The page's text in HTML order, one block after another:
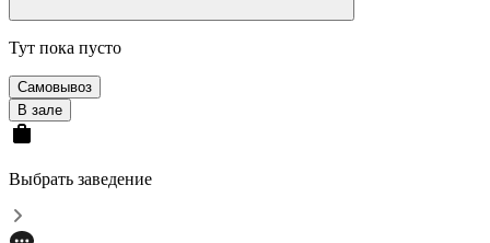
Тут пока пусто
Самовывоз
В зале
Выбрать заведение